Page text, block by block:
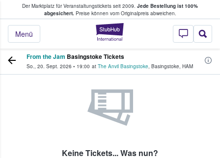
Der Marktplatz für Veranstaltungstickets seit 2009. Jede Bestellung ist 100%
abgesichert.Preise können vom Originalpreis abweichen.
StubHub - Wo
Menü
Tickets kaufen & verkaufen
From the Jam Basingstoke Tickets
So., 20. Sept. 2026 • 19:00 at The Anvil Basingstoke, Basingstoke, HAM
Keine Tickets... Was nun?